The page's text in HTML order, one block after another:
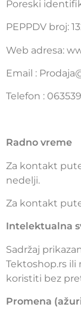
Poreski
PEPPDV broj:
Web adresa:
Email :
Telefon :
Radno vreme
Za kontakt
nedelji.
Za kontakt
Intelektualna
Sadržaj
Tektoshop.rs ili
koristiti bez
Promena